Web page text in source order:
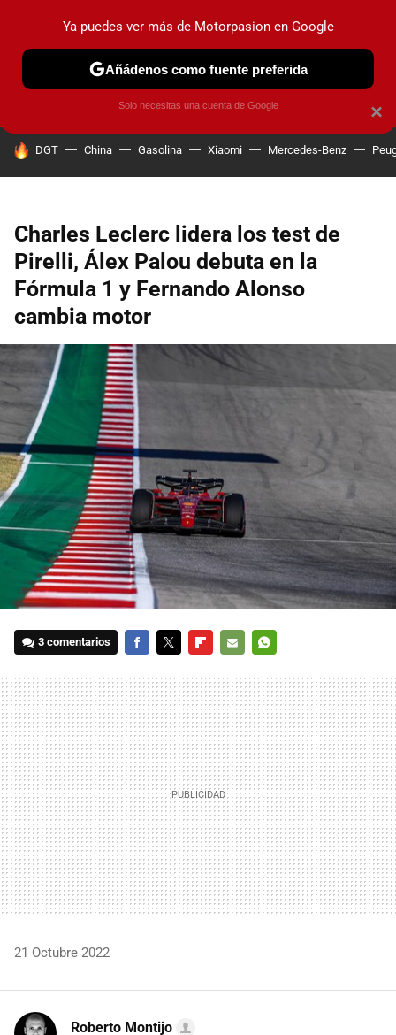
PRUEBAS COCHES ELÉCTRICOS OBSERVATORIO
HOY SE HABLA DE
DGT China Gasolina Xiaomi Mercedes-Benz
Charles Leclerc lidera los test de
Pirelli, Álex Palou debuta en la
Fórmula 1 y Fernando Alonso
cambia motor
3 comentarios
MAIL
21 Octubre 2022
Roberto Montijo
×
Ya puedes ver más de Motorpasion en Google
Añádenos como fuente preferida
Solo necesitas una cuenta de Google